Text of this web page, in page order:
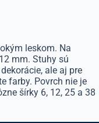
leskom. Na
mm. Stuhy sú
ale aj pre
farby. Povrch nie je
šírky 6, 12, 25 a 38